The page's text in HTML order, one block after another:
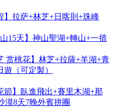
】拉萨+林芝+日喀則+珠峰
15天】神山聖湖+轉山+一措
赏桃花】林芝+拉薩+羊湖+青
（可定製）
節】臥進飛出+賽里木湖+那
漠8天7晚外賓拼團